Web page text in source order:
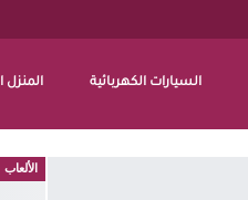
السيارات الكهربائية المنزل
الألعاب